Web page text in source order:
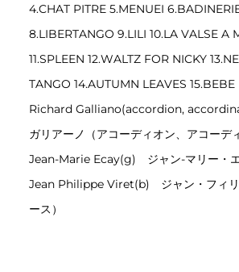
4.CHAT PITRE 5.MENUEI
8.LIBERTANGO 9.LILI 10.LA VALSE A
11.SPLEEN 12.WALTZ FOR NICKY
TANGO 14.AUTUMN LEAVES 15.BEBE
Richard Galliano(accordion,
ガリアーノ（アコーディオン、アコーデ
Jean-Marie Ecay(g) ジャン-マリー・エ
Jean Philippe Viret(b) ジャン・フィリ
ース）